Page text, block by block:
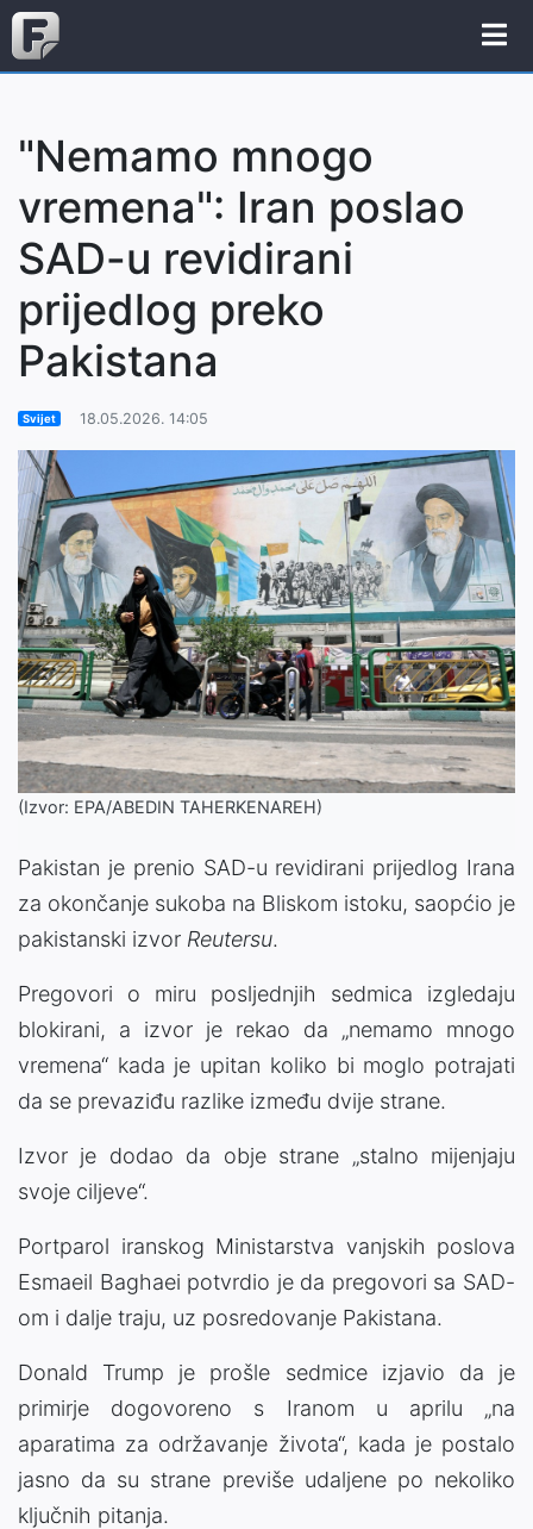
"Nemamo mnogo
vremena": Iran poslao
SAD-u revidirani
prijedlog preko
Pakistana
Svijet 18.05.2026. 14:05
(Izvor: EPA/ABEDIN TAHERKENAREH)
Pakistan je prenio SAD-u revidirani prijedlog Irana
za okončanje sukoba na Bliskom istoku, saopćio je
pakistanski izvor Reutersu.
Pregovori o miru posljednjih sedmica izgledaju
blokirani, a izvor je rekao da „nemamo mnogo
vremena“ kada je upitan koliko bi moglo potrajati
da se prevaziđu razlike između dvije strane.
Izvor je dodao da obje strane „stalno mijenjaju
svoje ciljeve“.
Portparol iranskog Ministarstva vanjskih poslova
Esmaeil Baghaei potvrdio je da pregovori sa SAD-
om i dalje traju, uz posredovanje Pakistana.
Donald Trump je prošle sedmice izjavio da je
primirje dogovoreno s Iranom u aprilu „na
aparatima za održavanje života“, kada je postalo
jasno da su strane previše udaljene po nekoliko
ključnih pitanja.